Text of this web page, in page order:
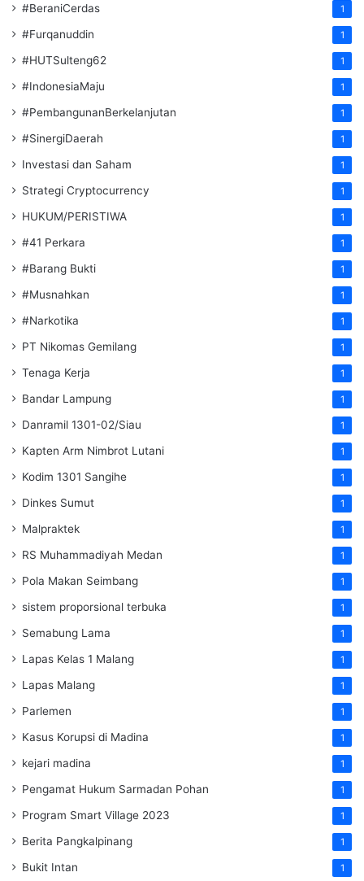
#BeraniCerdas 1
#Furqanuddin 1
#HUTSulteng62 1
#IndonesiaMaju 1
#PembangunanBerkelanjutan 1
#SinergiDaerah 1
Investasi dan Saham 1
Strategi Cryptocurrency 1
HUKUM/PERISTIWA 1
#41 Perkara 1
#Barang Bukti 1
#Musnahkan 1
#Narkotika 1
PT Nikomas Gemilang 1
Tenaga Kerja 1
Bandar Lampung 1
Danramil 1301-02/Siau 1
Kapten Arm Nimbrot Lutani 1
Kodim 1301 Sangihe 1
Dinkes Sumut 1
Malpraktek 1
RS Muhammadiyah Medan 1
Pola Makan Seimbang 1
sistem proporsional terbuka 1
Semabung Lama 1
Lapas Kelas 1 Malang 1
Lapas Malang 1
Parlemen 1
Kasus Korupsi di Madina 1
kejari madina 1
Pengamat Hukum Sarmadan Pohan 1
Program Smart Village 2023 1
Berita Pangkalpinang 1
Bukit Intan 1